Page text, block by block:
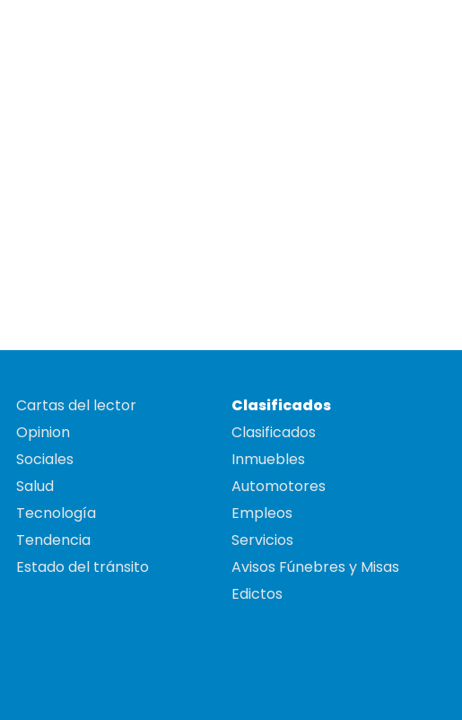
Cartas del lector
Opinion
Sociales
Salud
Tecnología
Tendencia
Estado del tránsito
Clasificados
Clasificados
Inmuebles
Automotores
Empleos
Servicios
Avisos Fúnebres y Misas
Edictos